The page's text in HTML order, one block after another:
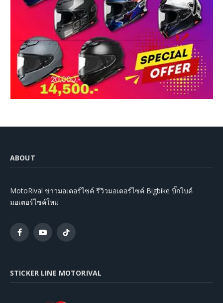
ABOUT
MotoRival ข่าวมอเตอร์ไซค์ รีวิวมอเตอร์ไซค์ Bigbike บิ๊กไบค์
มอเตอร์ไซค์ใหม่
FacebookYouTubeTikTok
STICKER LINE MOTORIVAL